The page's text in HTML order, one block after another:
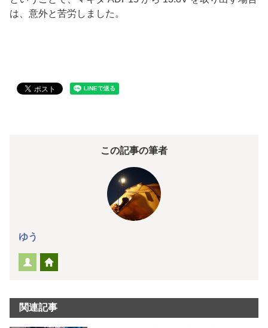
は、意外と苦労しました。
この記事の筆者
ゆう
関連記事